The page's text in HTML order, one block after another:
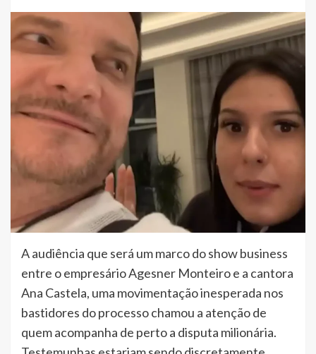
A audiência que será um marco do show business
entre o empresário Agesner Monteiro e a cantora
Ana Castela, uma movimentação inesperada nos
bastidores do processo chamou a atenção de
quem acompanha de perto a disputa milionária.